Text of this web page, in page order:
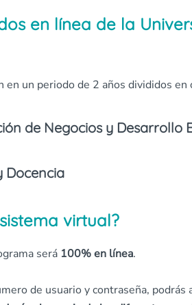
en línea de la
en un periodo de 2 años divididos
de Negocios y Desarrollo
Docencia
virtual?
será 100% en línea.
de usuario y contraseña, podrás